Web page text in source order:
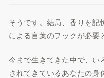
そうです。結局、香りを記
による言葉のフックが必要
今まで生きてきた中で、い
されてきているあなたの